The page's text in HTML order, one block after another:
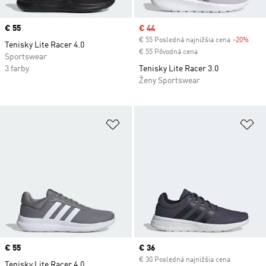
Price
€ 55
Tenisky Lite Racer 4.0
Sportswear
3 farby
Sale price
€ 44
€ 55 Posledná najnižšia cena -20%
€ 55 Pôvodná cena
Tenisky Lite Racer 3.0
Ženy Sportswear
Pridať do zoznamu želaných
Price
€ 55
Current price
€ 36
€ 30 Posledná najnižšia cena